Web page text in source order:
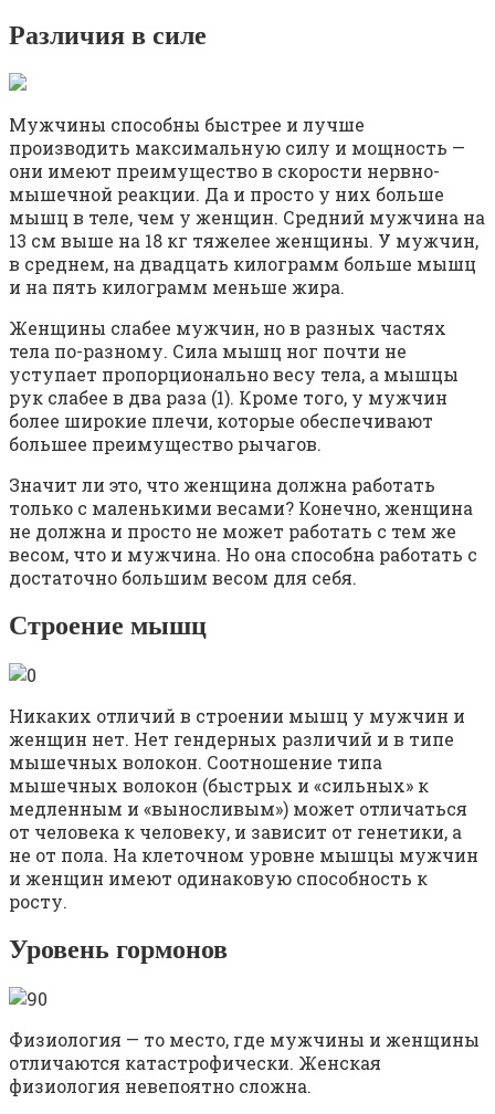
Различия в силе
Мужчины способны быстрее и лучше
производить максимальную силу и мощность —
они имеют преимущество в скорости нервно-
мышечной реакции. Да и просто у них больше
мышц в теле, чем у женщин. Средний мужчина на
13 см выше на 18 кг тяжелее женщины. У мужчин,
в среднем, на двадцать килограмм больше мышц
и на пять килограмм меньше жира.
Женщины слабее мужчин, но в разных частях
тела по-разному. Сила мышц ног почти не
уступает пропорционально весу тела, а мышцы
рук слабее в два раза (1). Кроме того, у мужчин
более широкие плечи, которые обеспечивают
большее преимущество рычагов.
Значит ли это, что женщина должна работать
только с маленькими весами? Конечно, женщина
не должна и просто не может работать с тем же
весом, что и мужчина. Но она способна работать с
достаточно большим весом для себя.
Строение мышц
Никаких отличий в строении мышц у мужчин и
женщин нет. Нет гендерных различий и в типе
мышечных волокон. Соотношение типа
мышечных волокон (быстрых и «сильных» к
медленным и «выносливым») может отличаться
от человека к человеку, и зависит от генетики, а
не от пола. На клеточном уровне мышцы мужчин
и женщин имеют одинаковую способность к
росту.
Уровень гормонов
Физиология — то место, где мужчины и женщины
отличаются катастрофически. Женская
физиология невепоятно сложна.